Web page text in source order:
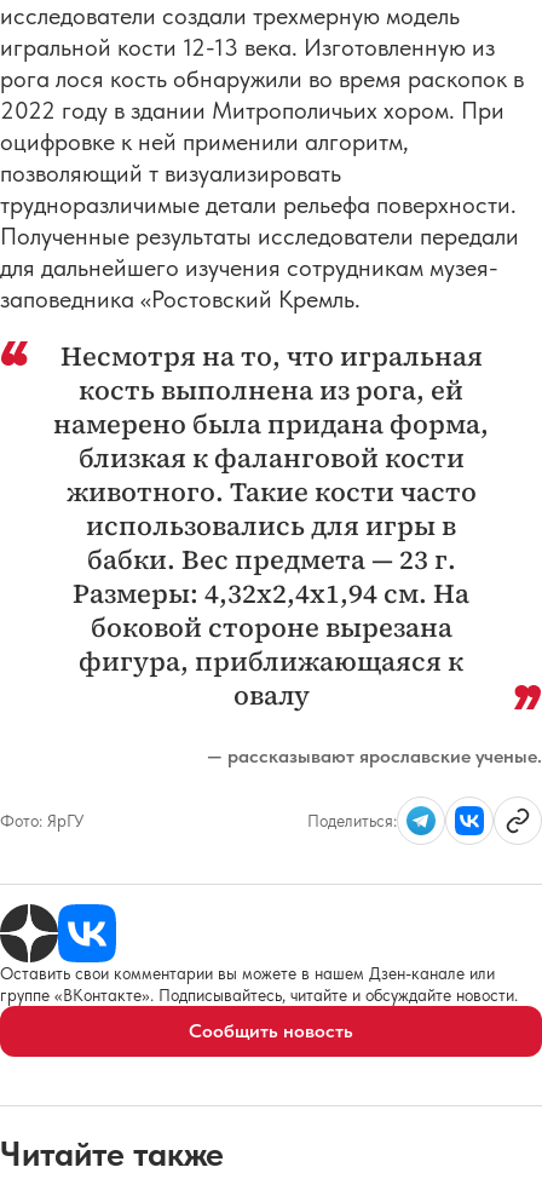
исследователи создали трехмерную модель
игральной кости 12-13 века. Изготовленную из
рога лося кость обнаружили во время раскопок в
2022 году в здании Митрополичьих хором. При
оцифровке к ней применили алгоритм,
позволяющий т визуализировать
трудноразличимые детали рельефа поверхности.
Полученные результаты исследователи передали
для дальнейшего изучения сотрудникам музея-
заповедника «Ростовский Кремль.
Несмотря на то, что игральная
кость выполнена из рога, ей
намерено была придана форма,
близкая к фаланговой кости
животного. Такие кости часто
использовались для игры в
бабки. Вес предмета — 23 г.
Размеры: 4,32х2,4х1,94 см. На
боковой стороне вырезана
фигура, приближающаяся к
овалу
— рассказывают ярославские ученые.
Фото: ЯрГУ Поделиться:
Оставить свои комментарии вы можете в нашем Дзен-канале или
группе «ВКонтакте». Подписывайтесь, читайте и обсуждайте новости.
Сообщить новость
Читайте также